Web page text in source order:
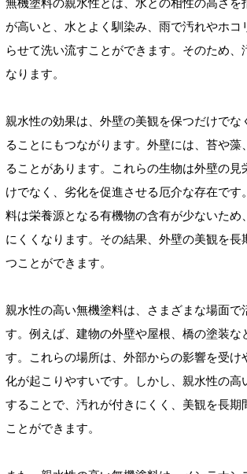
無機塗料の親水性とは、水との相性の高さを
が高いと、水とよく馴染み、雨で汚れやホコ
らせて洗い流すことができます。そのため、
なります。
親水性の効果は、外壁の美観を保つだけでな
ることにもつながります。外壁には、苔や藻
ることがあります。これらの生物は外壁の見
けでなく、劣化を促進させる厄介な存在です
料は栄養源となる有機物の含有が少ないため
にくくなります。その結果、外壁の美観を長
つことができます。
親水性の高い無機塗料は、さまざまな場面で
す。例えば、建物の外壁や屋根、橋の塗装な
す。これらの場所は、外部からの影響を受け
化が起こりやすいです。しかし、親水性の高
することで、汚れが付きにくく、美観を長期
ことができます。